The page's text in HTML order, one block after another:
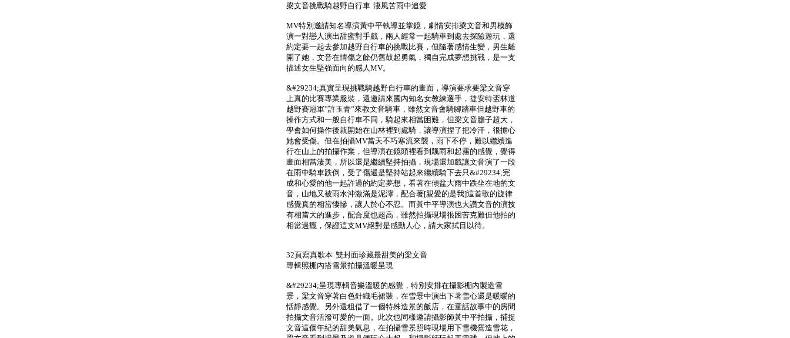
梁文音挑戰騎越野自行車 淒風苦雨中追愛
MV特別邀請知名導演黃中平執導並掌鏡，劇情安排梁文音和男模飾
演一對戀人演出甜蜜對手戲，兩人經常一起騎車到處去探險遊玩，還
約定要一起去參加越野自行車的挑戰比賽，但隨著感情生變，男生離
開了她，文音在情傷之餘仍舊鼓起勇氣，獨自完成夢想挑戰，是一支
描述女生堅強面向的感人MV。
&#29234;真實呈現挑戰騎越野自行車的畫面，導演要求要梁文音穿
上真的比賽專業服裝，還邀請來國內知名女教練選手，捷安特盃林道
越野賽冠軍”許玉青”來教文音騎車，雖然文音會騎腳踏車但越野車的
操作方式和一般自行車不同，騎起來相當困難，但梁文音膽子超大，
學會如何操作後就開始在山林裡到處騎，讓導演捏了把冷汗，很擔心
她會受傷。但在拍攝MV當天不巧寒流來襲，雨下不停，難以繼續進
行在山上的拍攝作業，但導演在鏡頭裡看到飄雨和起霧的感覺，覺得
畫面相當淒美，所以還是繼續堅持拍攝，現場還加戲讓文音演了一段
在雨中騎車跌倒，受了傷還是堅持站起來繼續騎下去只&#29234;完
成和心愛的他一起許過的約定夢想，看著在傾盆大雨中跌坐在地的文
音，山地又被雨水沖激滿是泥濘，配合著[親愛的是我]這首歌的旋律
感覺真的相當悽慘，讓人於心不忍。而黃中平導演也大讚文音的演技
有相當大的進步，配合度也超高，雖然拍攝現場很困苦克難但他拍的
相當過癮，保證這支MV絕對是感動人心，請大家拭目以待。
32頁寫真歌本 雙封面珍藏最甜美的梁文音
專輯照棚內搭雪景拍攝溫暖呈現
&#29234;呈現專輯音樂溫暖的感覺，特別安排在攝影棚內製造雪
景，梁文音穿著白色針織毛裙裝，在雪景中演出下著雪心還是暖暖的
恬靜感覺。另外還租借了一個特殊造景的飯店，在童話故事中的房間
拍攝文音活潑可愛的一面。此次也同樣邀請攝影師黃中平拍攝，捕捉
文音這個年紀的甜美氣息，在拍攝雪景照時現場用下雪機營造雪花，